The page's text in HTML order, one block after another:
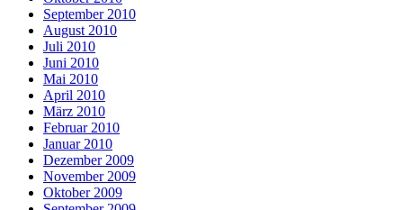
September 2010
August 2010
Juli 2010
Juni 2010
Mai 2010
April 2010
März 2010
Februar 2010
Januar 2010
Dezember 2009
November 2009
Oktober 2009